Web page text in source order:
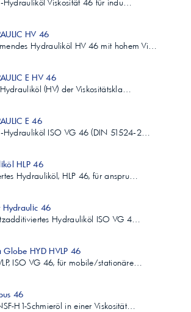
Viskosität 46 für indu…
HV 46
Hydrauliköl HV 46 mit hohem Vi…
E HV 46
(HV) der Viskositätskla…
E 46
ISO VG 46 (DIN 51524‑2…
HLP 46
Hydrauliköl, HLP 46, für anspru…
Hydraulic 46
Hydrauliköl ISO VG 4…
Globe HYD HVLP 46
ISO VG 46, für mobile/stationäre…
46
H1-Schmieröl in einer Viskosität…